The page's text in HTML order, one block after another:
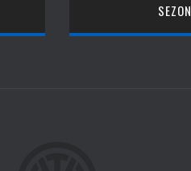
SEZON